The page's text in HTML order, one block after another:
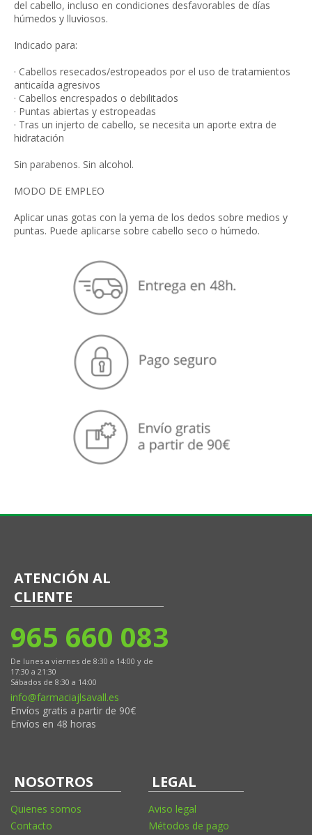
del cabello, incluso en condiciones desfavorables de días
húmedos y lluviosos.
Indicado para:
· Cabellos resecados/estropeados por el uso de tratamientos
anticaída agresivos
· Cabellos encrespados o debilitados
· Puntas abiertas y estropeadas
· Tras un injerto de cabello, se necesita un aporte extra de
hidratación
Sin parabenos. Sin alcohol.
MODO DE EMPLEO
Aplicar unas gotas con la yema de los dedos sobre medios y
puntas. Puede aplicarse sobre cabello seco o húmedo.
ATENCIÓN AL
CLIENTE
965 660 083
De lunes a viernes de 8:30 a 14:00 y de
17:30 a 21:30
Sábados de 8:30 a 14:00
info@farmaciajlsavall.es
Envíos gratis a partir de 90€
Envíos en 48 horas
NOSOTROS
Quienes somos
Contacto
LEGAL
Aviso legal
Métodos de pago